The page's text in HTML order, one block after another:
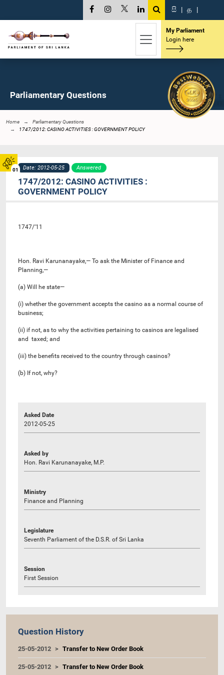
01
සි | த |
My Parliament
Login here
Parliamentary Questions
Home
Parliamentary Questions
1747/2012: CASINO ACTIVITIES : GOVERNMENT POLICY
Date: 2012-05-25 Answered
1747/2012: CASINO ACTIVITIES :
GOVERNMENT POLICY
1747/’11
Hon. Ravi Karunanayake,— To ask the Minister of Finance and
Planning,—
(a) Will he state—
(i) whether the government accepts the casino as a normal course of
business;
(ii) if not, as to why the activities pertaining to casinos are legalised
and taxed; and
(iii) the benefits received to the country through casinos?
(b) If not, why?
Asked Date
2012-05-25
Asked by
Hon. Ravi Karunanayake, M.P.
Ministry
Finance and Planning
Legislature
Seventh Parliament of the D.S.R. of Sri Lanka
Session
First Session
Question History
25-05-2012 Transfer to New Order Book
25-05-2012 Transfer to New Order Book